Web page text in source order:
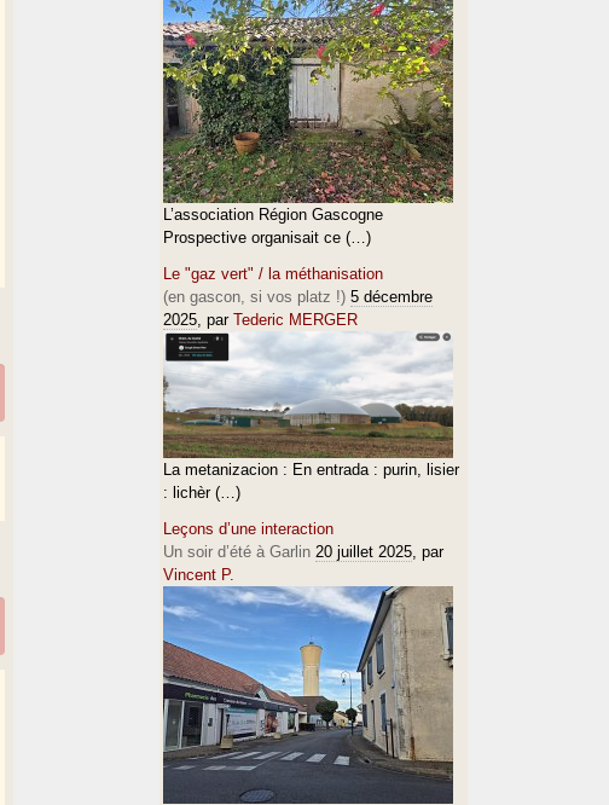
L’association Région Gascogne
Prospective organisait ce (…)
Le "gaz vert" / la méthanisation
(en gascon, si vos platz !) 5 décembre
2025, par Tederic MERGER
La metanizacion : En entrada : purin, lisier
: lichèr (…)
Leçons d’une interaction
Un soir d’été à Garlin 20 juillet 2025, par
Vincent P.